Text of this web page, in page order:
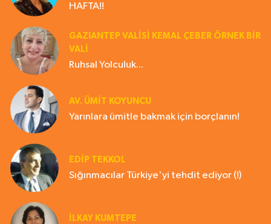
HAFTA!!
GAZIANTEP VALISI KEMAL ÇEBER ÖRNEK BİR
VALİ
Ruhsal Yolculuk...
AV. ÜMIT KOYUNCU
Yarınlara ümitle bakmak için borçlanın!
EDIP TEKKOL
Sığınmacılar Türkiye'yi tehdit ediyor (!)
İLKAY KUMTEPE